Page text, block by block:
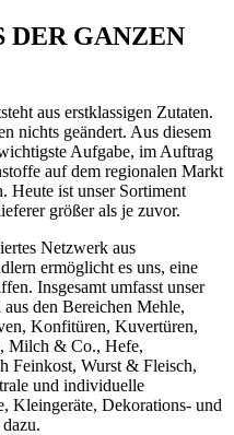
DER GANZEN
aus erstklassigen Zutaten.
nichts geändert. Aus diesem
Aufgabe, im Auftrag
auf dem regionalen Markt
Heute ist unser Sortiment
größer als je zuvor.
Netzwerk aus
ermöglicht es uns, eine
Insgesamt umfasst unser
den Bereichen Mehle,
Konfitüren, Kuvertüren,
Milch & Co., Hefe,
Feinkost, Wurst & Fleisch,
und individuelle
Kleingeräte, Dekorations- und